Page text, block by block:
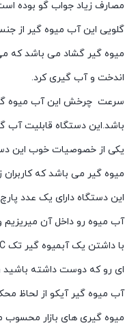
مصارف زیاد جواب گو بوده
گلویی این آب میوه گیر از
میوه گیر گشاد می باشد که
اندخت و آب گیری کرد.
باشد.این دستگاه قابلیت آب گیری تا ۹۵
یکی از خصوصیات خوب این
میوه گیر می باشد که
این دستگاه دارای یک عدد
آب میوه رو داخل آن میریزیم
ای رو که دوست داشته باشید
آب میوه گیر آیکو از لحاظ
میوه گیری های بازار